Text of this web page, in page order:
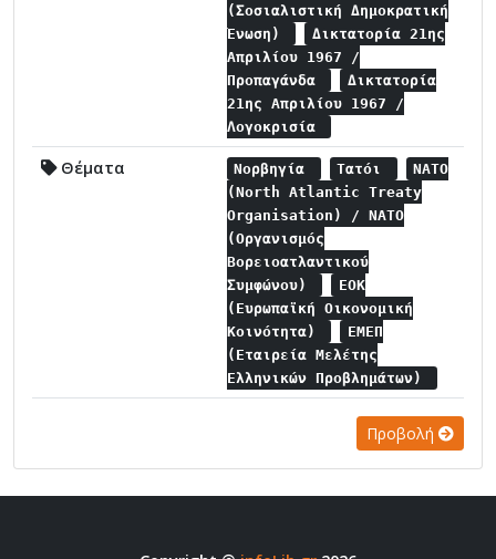
(Σοσιαλιστική Δημοκρατική
Ένωση)
Δικτατορία 21ης
Απριλίου 1967 /
Προπαγάνδα
Δικτατορία
21ης Απριλίου 1967 /
Λογοκρισία
Θέματα Νορβηγία Τατόι
NATO
(North Atlantic Treaty
Organisation) / NATO
(Οργανισμός
Βορειοατλαντικού
Συμφώνου)
ΕΟΚ
(Ευρωπαϊκή Οικονομική
Κοινότητα)
ΕΜΕΠ
(Εταιρεία Μελέτης
Ελληνικών Προβλημάτων)
Προβολή